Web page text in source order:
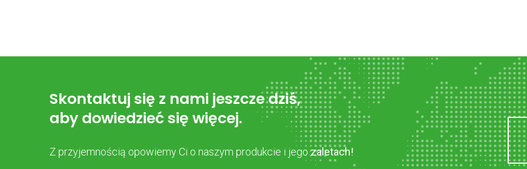
Skontaktuj się z nami jeszcze dziś,
aby dowiedzieć się więcej.
Z przyjemnością opowiemy Ci o naszym produkcie i jegozaletach!